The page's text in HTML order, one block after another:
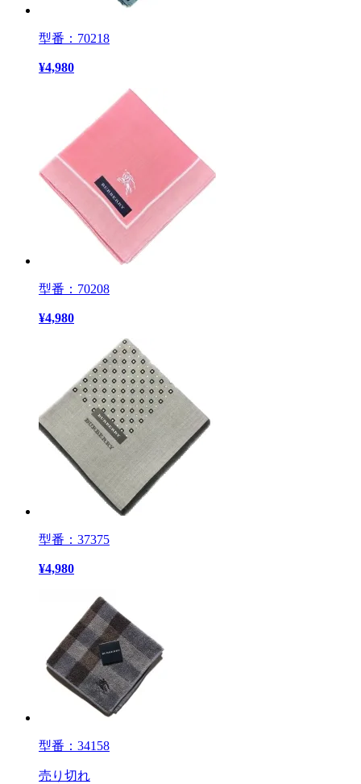
型番：70218
¥4,980
型番：70208
¥4,980
型番：37375
¥4,980
型番：34158
売り切れ